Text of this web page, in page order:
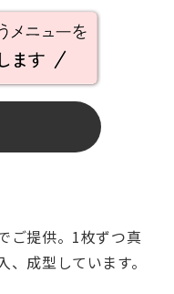
ご提供。1枚ずつ真
成型しています。